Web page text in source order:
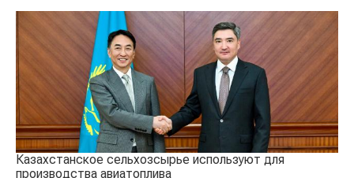
Казахстанское сельхозсырье используют для
производства авиатоплива